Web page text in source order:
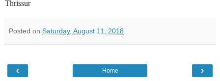
Thrissur
Posted on Saturday, August 11, 2018
‹ ›
Home